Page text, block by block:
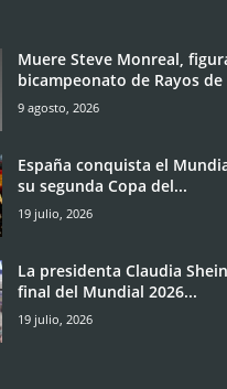
Muere Steve Monreal,
bicampeonato de Rayos
9 agosto, 2026
España conquista el
su segunda Copa del...
19 julio, 2026
La presidenta Claudia
final del Mundial 2026...
19 julio, 2026